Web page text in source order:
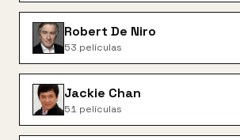
Robert De Niro
53 películas
Jackie Chan
51 películas